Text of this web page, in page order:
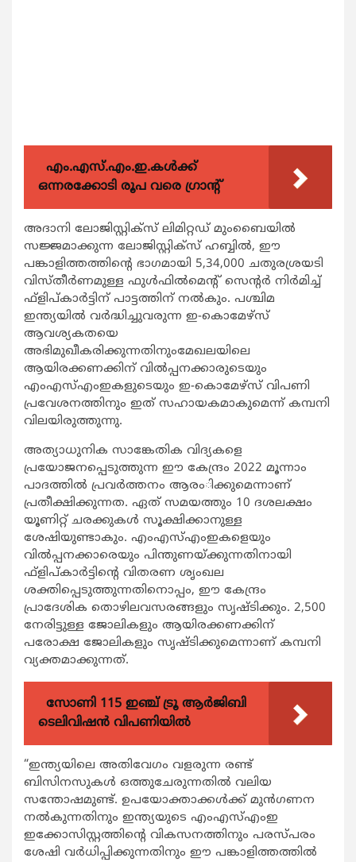
എം.എസ്.എം.ഇ.കൾക്ക്
ഒന്നരക്കോടി രൂപ വരെ ഗ്രാന്റ്
അദാനി ലോജിസ്റ്റിക്സ് ലിമിറ്റഡ് മുംബൈയില്‍
സജ്ജമാക്കുന്ന ലോജിസ്റ്റിക്സ് ഹബ്ബില്‍, ഈ
പങ്കാളിത്തത്തിന്‍റെ ഭാഗമായി 5,34,000 ചതുരശ്രയടി
വിസ്തീര്‍ണമുള്ള ഫുള്‍ഫില്‍മെന്‍റ് സെന്‍റര്‍ നിര്‍മിച്ച്
ഫ്ളിപ്കാര്‍ട്ടിന് പാട്ടത്തിന് നല്‍കും. പശ്ചിമ
ഇന്ത്യയില്‍ വര്‍ദ്ധിച്ചുവരുന്ന ഇ-കൊമേഴ്സ്
ആവശ്യകതയെ
അഭിമുഖീകരിക്കുന്നതിനുംമേഖലയിലെ
ആയിരക്കണക്കിന് വില്‍പ്പനക്കാരുടെയും
എംഎസ്എംഇകളുടെയും ഇ-കൊമേഴ്സ് വിപണി
പ്രവേശനത്തിനും ഇത് സഹായകമാകുമെന്ന് കമ്പനി
വിലയിരുത്തുന്നു.
അത്യാധുനിക സാങ്കേതിക വിദ്യകളെ
പ്രയോജനപ്പെടുത്തുന്ന ഈ കേന്ദ്രം 2022 മൂന്നാം
പാദത്തില്‍ പ്രവര്‍ത്തനം ആരംിക്കുമെന്നാണ്
പ്രതീക്ഷിക്കുന്നത. ഏത് സമയത്തും 10 ദശലക്ഷം
യൂണിറ്റ് ചരക്കുകള്‍ സൂക്ഷിക്കാനുള്ള
ശേഷിയുണ്ടാകും. എംഎസ്എംഇകളെയും
വില്‍പ്പനക്കാരെയും പിന്തുണയ്ക്കുന്നതിനായി
ഫ്ളിപ്കാര്‍ട്ടിന്‍റെ വിതരണ ശൃംഖല
ശക്തിപ്പെടുത്തുന്നതിനൊപ്പം, ഈ കേന്ദ്രം
പ്രാദേശിക തൊഴിലവസരങ്ങളും സൃഷ്ടിക്കും. 2,500
നേരിട്ടുള്ള ജോലികളും ആയിരക്കണക്കിന്
പരോക്ഷ ജോലികളും സൃഷ്ടിക്കുമെന്നാണ് കമ്പനി
വ്യക്തമാക്കുന്നത്.
സോണി 115 ഇഞ്ച് ട്രൂ ആർജിബി
ടെലിവിഷൻ വിപണിയിൽ
“ഇന്ത്യയിലെ അതിവേഗം വളരുന്ന രണ്ട്
ബിസിനസുകള്‍ ഒത്തുചേരുന്നതില്‍ വലിയ
സന്തോഷമുണ്ട്. ഉപയോക്താക്കള്‍ക്ക് മുന്‍ഗണന
നല്‍കുന്നതിനും ഇന്ത്യയുടെ എംഎസ്എംഇ
ഇക്കോസിസ്റ്റത്തിന്‍റെ വികസനത്തിനും പരസ്പരം
ശേഷി വര്‍ധിപ്പിക്കുന്നതിനും ഈ പങ്കാളിത്തത്തില്‍